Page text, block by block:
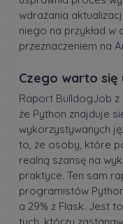
wdrażania
niego na przykład w
przeznaczeniem na
Czego warto się
Raport BulldogJob z
że Python znajduje
wykorzystywanych
to, że osoby, które
realną szansę na
praktyce. Ten sam
programistów
a 29% z Flask. Jest